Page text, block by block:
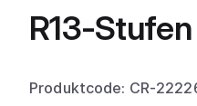
R13-
Produktcode: CR-